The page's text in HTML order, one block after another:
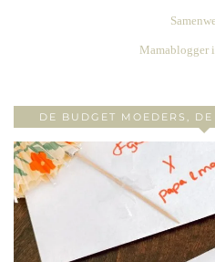
Mamablogger
DE BUDGET MOEDERS,